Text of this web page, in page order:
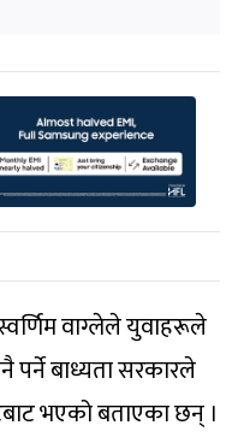
वाग्लेले युवाहरूले
पर्ने बाध्यता सरकारले
भएको बताएका छन् ।